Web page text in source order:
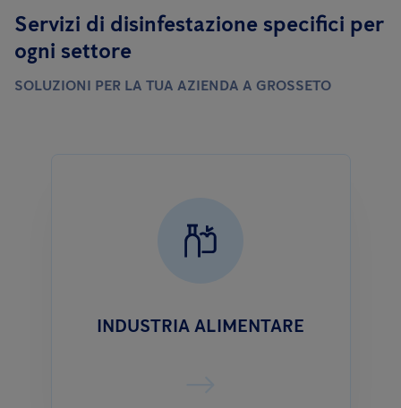
Servizi di disinfestazione specifici per
ogni settore
SOLUZIONI PER LA TUA AZIENDA A GROSSETO
INDUSTRIA ALIMENTARE